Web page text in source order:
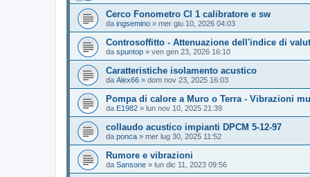
Cerco Fonometro Cl 1 calibratore e sw
da ingsemino » mer giu 10, 2026 04:03
Controsoffitto - Attenuazione dell'indice di
da spuntop » ven gen 23, 2026 16:10
Caratteristiche isolamento acustico
da Alex66 » dom nov 23, 2025 16:03
Pompa di calore a Muro o Terra - Vibrazioni
da E1982 » lun nov 10, 2025 21:39
collaudo acustico impianti DPCM 5-12-97
da ponca » mer lug 30, 2025 11:52
Rumore e vibrazioni
da Sansone » lun dic 11, 2023 09:56